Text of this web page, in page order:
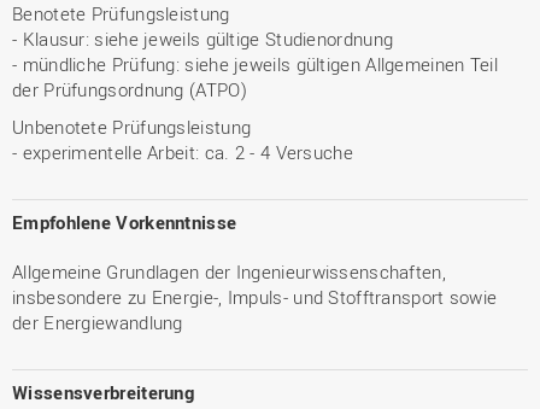
Benotete Prüfungsleistung
- Klausur: siehe jeweils gültige Studienordnung
- mündliche Prüfung: siehe jeweils gültigen Allgemeinen Teil
der Prüfungsordnung (ATPO)
Unbenotete Prüfungsleistung
- experimentelle Arbeit: ca. 2 - 4 Versuche
Empfohlene Vorkenntnisse
Allgemeine Grundlagen der Ingenieurwissenschaften,
insbesondere zu Energie-, Impuls- und Stofftransport sowie
der Energiewandlung
Wissensverbreiterung